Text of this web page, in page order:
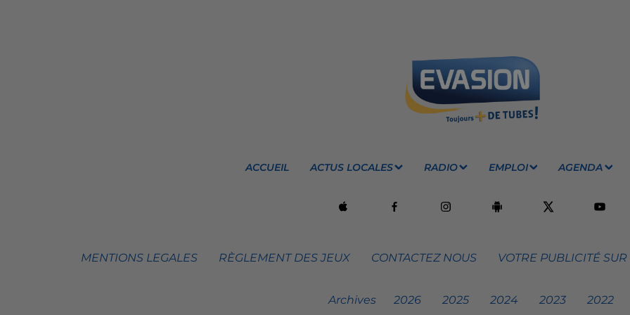
ACCUEIL ACTUS LOCALES RADIO EMPLOI AGENDA
MENTIONS LEGALES RÈGLEMENT DES JEUX CONTACTEZ NOUS VOTRE PUBLICITÉ
Archives 2026 2025 2024 2023 2022